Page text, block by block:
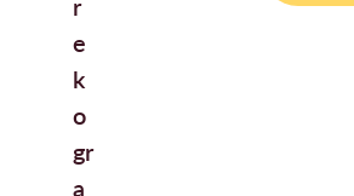
e
k
o
gr
a